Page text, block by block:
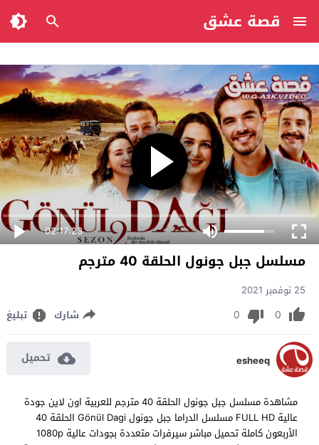
قصة عشق
02:17:23
مسلسل جبل جونول الحلقة 40 مترجم
25 نوفمبر 2021
0
0 شارك تبليغ
esheeq تحميل
مشاهدة مسلسل جبل جونول الحلقة 40 مترجم للعربية اون لاين جودة
عالية FULL HD مسلسل الدراما جبل جونول Gönül Dagi الحلقة 40
الأربعون كاملة تحميل مباشر سيرفرات متعددة بجودات عالية 1080p